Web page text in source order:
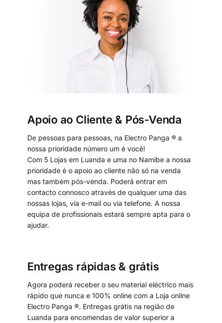
Apoio ao Cliente & Pós-Venda
De pessoas para pessoas, na Electro Panga ® a
nossa prioridade número um é você!
Com 5 Lojas em Luanda e uma no Namibe a nossa
prioridade é o apoio ao cliente não só na venda
mas também pós-venda. Poderá entrar em
contacto connosco através de qualquer uma das
nossas lojas, via e-mail ou via telefone. A nossa
equipa de profissionais estará sempre apta para o
ajudar.
Entregas rápidas & grátis
Agora poderá receber o seu material eléctrico mais
rápido que nunca e 100% online com a Loja online
Electro Panga ®. Entregas grátis na região de
Luanda para encomendas de valor superior a